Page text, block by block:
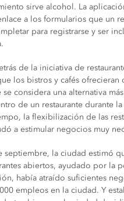
sirve alcohol. La
a los formularios que un
para registrarse y ser
de la iniciativa de
los bistros y cafés ofrecieran
considera una alternativa
de un restaurante durante
la flexibilización de las
a estimular negocios muy
septiembre, la ciudad estimó
abiertos, ayudado por la
había atraído suficientes
empleos en la ciudad. Y